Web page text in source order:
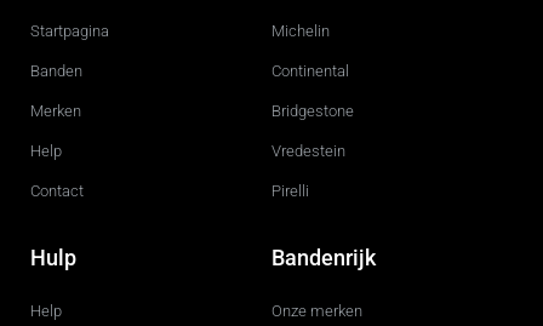
o
g
r
Startpagina
Banden
Merken
Help
Contact
Michelin
Continental
Bridgestone
Vredestein
Pirelli
Hulp
Help
Bandenrijk
Onze merken